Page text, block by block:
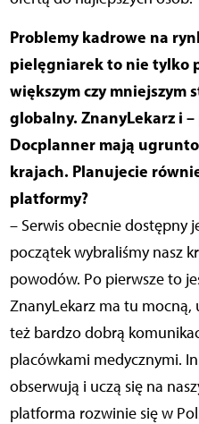
Problemy kadrowe na
pielęgniarek to nie tylko
większym czy mniejszym
globalny. ZnanyLekarz i
Docplanner mają
krajach. Planujecie
platformy?
– Serwis obecnie dostępny
początek wybraliśmy nasz
powodów. Po pierwsze to
ZnanyLekarz ma tu
też bardzo dobrą
placówkami medycznymi.
obserwują i uczą się na
platforma rozwinie się w